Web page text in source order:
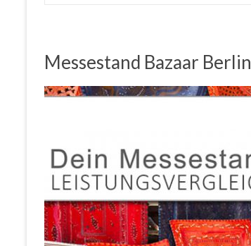
Messestand Bazaar Berlin